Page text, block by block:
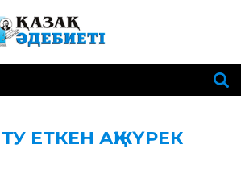
ЕТКЕН АҚЖҮРЕК